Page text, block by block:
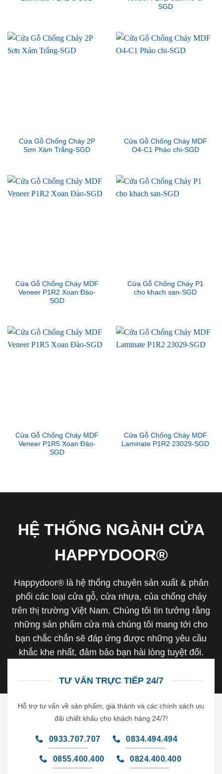
SGD
Cửa Gỗ Chống Cháy 2P
Sơn Xám Trắng-SGD
Cửa Gỗ Chống Cháy MDF
O4-C1 Phào chi-SGD
Cửa Gỗ Chống Cháy MDF
Veneer P1R2 Xoan Đào-
SGD
Cửa Gỗ Chống Cháy P1
cho khach san-SGD
Cửa Gỗ Chống Cháy MDF
Veneer P1R5 Xoan Đào-
SGD
Cửa Gỗ Chống Cháy MDF
Laminate P1R2 23029-SGD
HỆ THỐNG NGÀNH CỬA
HAPPYDOOR®
Happydoor® là hệ thống chuyên sản xuất & phân
phối các loại cửa gỗ, cửa nhựa, của chống cháy
trên thị trường Việt Nam. Chúng tôi tin tưởng rằng
những sản phẩm cửa mà chúng tôi mang tới cho
bạn chắc chắn sẽ đáp ứng được những yêu cầu
khắc khe nhất, đảm bảo bạn hài lòng tuyệt đối.
TƯ VẤN TRỰC TIẾP 24/7
Hỗ trợ tư vấn về sản phẩm, giá thành và các chính sách ưu
đãi chiết khấu cho khách hàng 24/7!
0933.707.707 0834.494.494
0855.400.400 0824.400.400